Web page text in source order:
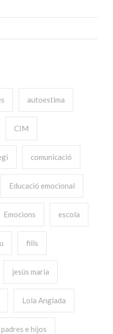
autoestima
CIM
comunicació
Educació emocional
Emocions escola
fills
jesús maria
Lola Anglada
padres e hijos